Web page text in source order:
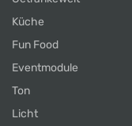
Küche
Fun Food
Eventmodule
Ton
Licht